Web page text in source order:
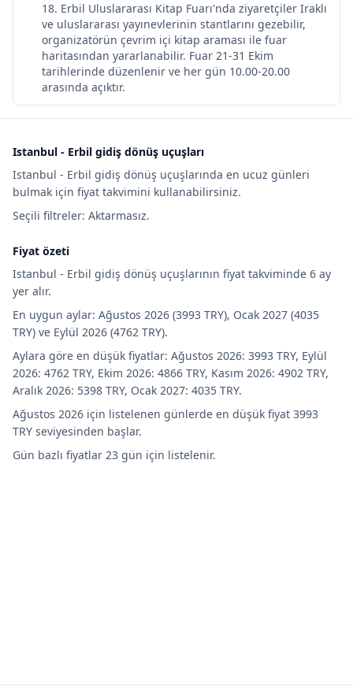
18. Erbil Uluslararası Kitap Fuarı'nda ziyaretçiler Iraklı
ve uluslararası yayınevlerinin stantlarını gezebilir,
organizatörün çevrim içi kitap araması ile fuar
haritasından yararlanabilir. Fuar 21-31 Ekim
tarihlerinde düzenlenir ve her gün 10.00-20.00
arasında açıktır.
Istanbul - Erbil gidiş dönüş uçuşları
Istanbul - Erbil gidiş dönüş uçuşlarında en ucuz günleri
bulmak için fiyat takvimini kullanabilirsiniz.
Seçili filtreler: Aktarmasız.
Fiyat özeti
Istanbul - Erbil gidiş dönüş uçuşlarının fiyat takviminde 6 ay
yer alır.
En uygun aylar: Ağustos 2026 (3993 TRY), Ocak 2027 (4035
TRY) ve Eylül 2026 (4762 TRY).
Aylara göre en düşük fiyatlar: Ağustos 2026: 3993 TRY, Eylül
2026: 4762 TRY, Ekim 2026: 4866 TRY, Kasım 2026: 4902 TRY,
Aralık 2026: 5398 TRY, Ocak 2027: 4035 TRY.
Ağustos 2026 için listelenen günlerde en düşük fiyat 3993
TRY seviyesinden başlar.
Gün bazlı fiyatlar 23 gün için listelenir.